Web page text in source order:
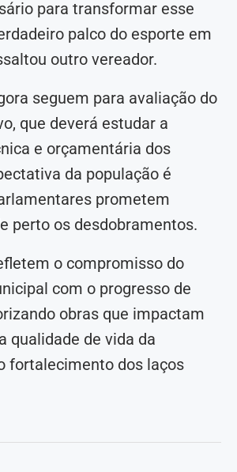
para transformar esse
palco do esporte em
outro vereador.
seguem para avaliação do
que deverá estudar a
e orçamentária dos
da população é
prometem
perto os desdobramentos.
o compromisso do
com o progresso de
obras que impactam
qualidade de vida da
fortalecimento dos laços